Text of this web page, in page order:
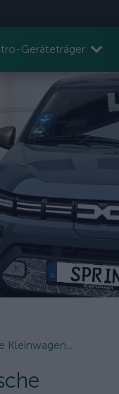
Geräteträger
Kleinwagen...